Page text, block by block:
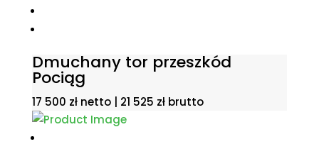
Dmuchany tor przeszkód
Pociąg
17 500 zł netto | 21 525 złbrutto